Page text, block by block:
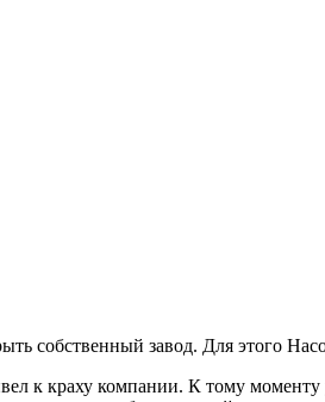
собственный завод. Для этого
к краху компании. К тому